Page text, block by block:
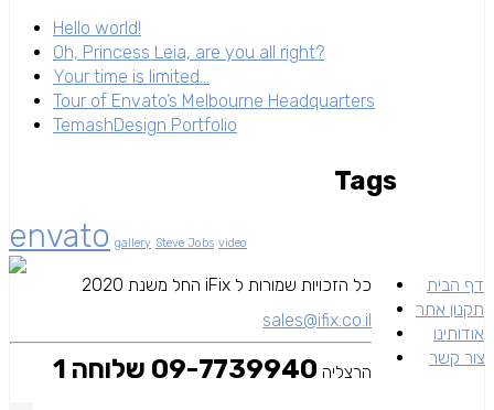
Hello world!
Oh, Princess Leia, are you all right?
Your time is limited…
Tour of Envato’s Melbourne Headquarters
TemashDesign Portfolio
Tags
envato gallery Steve Jobs video
דף הבית
תקנון אתר
אודותינו
צור קשר
כל הזכויות שמורות ל iFix החל משנת 2020
sales@ifix.co.il
הרצליה 09-7739940 שלוחה 1